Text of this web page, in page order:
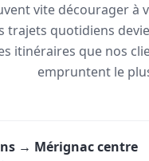
vite décourager à
trajets quotidiens
itinéraires que nos
empruntent le
→ Mérignac centre